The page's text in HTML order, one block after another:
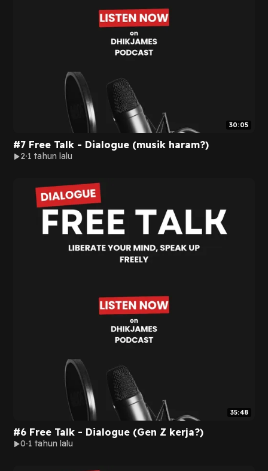
30:05
#7 Free Talk - Dialogue (musik haram?)
2 1 tahun lalu
35:48
#6 Free Talk - Dialogue (Gen Z kerja?)
0 1 tahun lalu